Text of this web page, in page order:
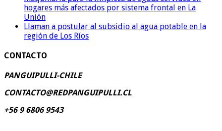
hogares más afectados por sistema frontal en La
Unión
Llaman a postular al subsidio al agua potable en la
región de Los Ríos
CONTACTO
PANGUIPULLI-CHILE
CONTACTO@REDPANGUIPULLI.CL
+56 9 6806 9543